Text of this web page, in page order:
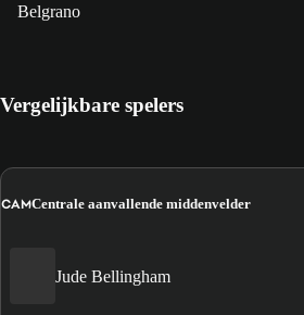
Belgrano
Vergelijkbare spelers
CAMCentrale aanvallende middenvelder
Jude Bellingham